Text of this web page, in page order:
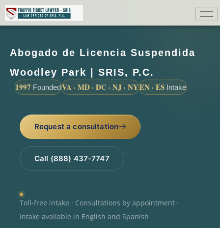
Abogado de Licencia Suspendida
Woodley Park | SRIS, P.C.
1997 FoundedVA · MD · DC · NJ · NYEN · ES Intake
Request a consultation
Call (888) 437-7747
Toll-free intake · Consultations by appointment ·
Intake available in English and Spanish